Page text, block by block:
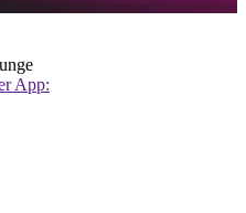
App: